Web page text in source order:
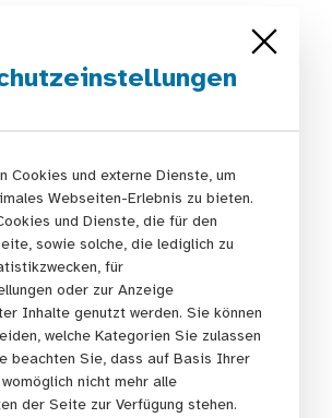
Schmidt (Landeszahnärztekammer
Amt als Beisitzerin Ende Februar
20 Jahre ist sie im Vorstand der
ihre Arbeit in der hessischen
In ihrer Ansprache stellte Dr.
fest: “Prävention fängt an, jetzt
und zu greifen. Durch die HAGE
und Prävention
letzten beiden Jahren noch einmal
Dr. Maik F. Behschad
Beisitzers in der Nachfolge von Dr.
Cookies und externe Dienste, um
Webseiten-Erlebnis zu bieten.
und Dienste, die für den
sowie solche, die lediglich zu
für
oder zur Anzeige
Inhalte genutzt werden. Sie können
welche Kategorien Sie zulassen
beachten Sie, dass auf Basis Ihrer
nicht mehr alle
der Seite zur Verfügung stehen.